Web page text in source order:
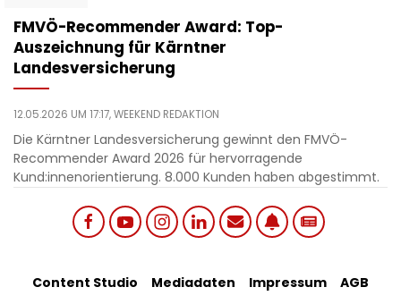
​FMVÖ-Recommender Award: Top-
Auszeichnung für Kärntner
Landesversicherung
12.05.2026 UM 17:17,WEEKEND REDAKTION
Die Kärntner Landesversicherung gewinnt den FMVÖ-
Recommender Award 2026 für hervorragende
Kund:innenorientierung. 8.000 Kunden haben abgestimmt.
Footer
Content Studio Mediadaten Impressum AGB